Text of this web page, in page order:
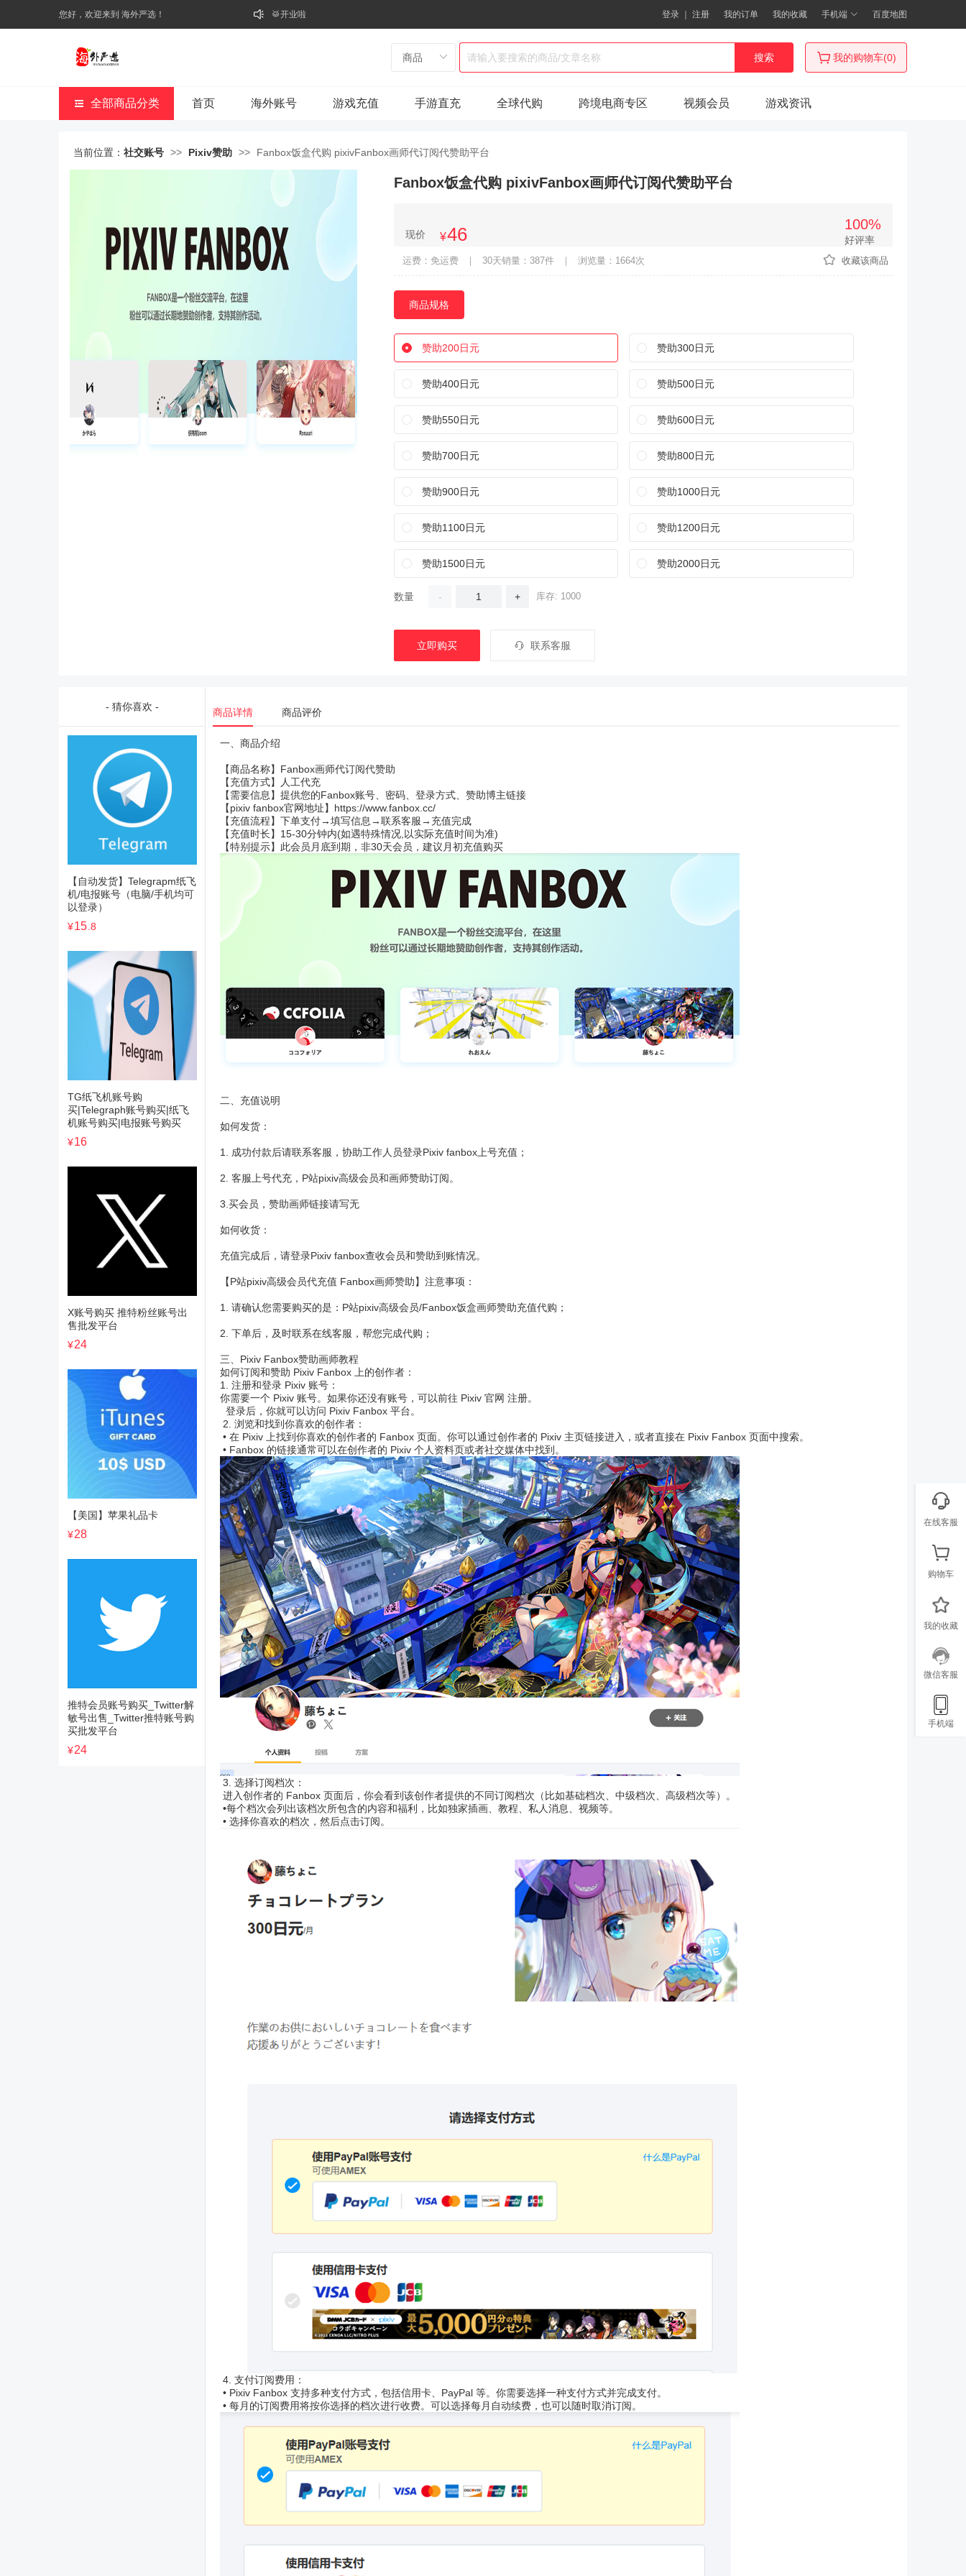
您好，欢迎来到 海外严选！ ⭐好礼不断 登录 ｜ 注册 我的订单 我的收藏 手机端 百度地图
搜索 我的购物车(0)
全部商品分类 首页 海外账号 游戏充值 手游直充 全球代购 跨境电商专区 视频会员 游戏资讯
当前位置： 社交账号 >> Pixiv赞助 >> Fanbox饭盒代购 pixivFanbox画师代订阅代赞助平台
Fanbox饭盒代购 pixivFanbox画师代订阅代赞助平台
现价 ¥46 100%
好评率
运费：免运费 30天销量：387件 浏览量：1664次 收藏该商品
商品规格
赞助200日元 赞助300日元
赞助400日元 赞助500日元
赞助550日元 赞助600日元
赞助700日元 赞助800日元
赞助900日元 赞助1000日元
赞助1100日元 赞助1200日元
赞助1500日元 赞助2000日元
数量 - + 库存: 1000
立即购买 联系客服
- 猜你喜欢 -
【自动发货】Telegrapm纸飞
机/电报账号（电脑/手机均可
以登录）
¥15 .8
TG纸飞机账号购
买|Telegraph账号购买|纸飞
机账号购买|电报账号购买
¥16
X账号购买 推特粉丝账号出
售批发平台
¥24
【美国】苹果礼品卡
¥28
推特会员账号购买_Twitter解
敏号出售_Twitter推特账号购
买批发平台
¥24
商品详情 商品评价
一、商品介绍
【商品名称】Fanbox画师代订阅代赞助
【充值方式】人工代充
【需要信息】提供您的Fanbox账号、密码、登录方式、赞助博主链接
【pixiv fanbox官网地址】 https://www.fanbox.cc/
【充值流程】下单支付→填写信息→联系客服→充值完成
【充值时长】15-30分钟内(如遇特殊情况,以实际充值时间为准)
【特别提示】此会员月底到期，非30天会员，建议月初充值购买
二、充值说明
如何发货：
1. 成功付款后请联系客服，协助工作人员登录Pixiv fanbox上号充值；
2. 客服上号代充，P站pixiv高级会员和画师赞助订阅。
3.买会员，赞助画师链接请写无
如何收货：
充值完成后，请登录Pixiv fanbox查收会员和赞助到账情况。
【P站pixiv高级会员代充值 Fanbox画师赞助】注意事项：
1. 请确认您需要购买的是：P站pixiv高级会员/Fanbox饭盒画师赞助充值代购；
2. 下单后，及时联系在线客服，帮您完成代购；
三、Pixiv Fanbox赞助画师教程
如何订阅和赞助 Pixiv Fanbox 上的创作者：
1. 注册和登录 Pixiv 账号：
你需要一个 Pixiv 账号。如果你还没有账号，可以前往 Pixiv 官网 注册。
登录后，你就可以访问 Pixiv Fanbox 平台。
2. 浏览和找到你喜欢的创作者：
• 在 Pixiv 上找到你喜欢的创作者的 Fanbox 页面。你可以通过创作者的 Pixiv 主页链接进入，或者直接在 Pixiv Fanbox 页面中搜索。
• Fanbox 的链接通常可以在创作者的 Pixiv 个人资料页或者社交媒体中找到。
3. 选择订阅档次：
进入创作者的 Fanbox 页面后，你会看到该创作者提供的不同订阅档次（比如基础档次、中级档次、高级档次等）。
•每个档次会列出该档次所包含的内容和福利，比如独家插画、教程、私人消息、视频等。
• 选择你喜欢的档次，然后点击订阅。
4. 支付订阅费用：
• Pixiv Fanbox 支持多种支付方式，包括信用卡、PayPal 等。你需要选择一种支付方式并完成支付。
• 每月的订阅费用将按你选择的档次进行收费。可以选择每月自动续费，也可以随时取消订阅。
在线客服
购物车
我的收藏
微信客服
手机端